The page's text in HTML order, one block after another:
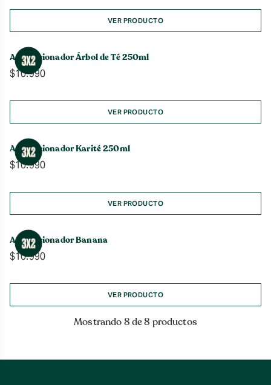
precios:
desde
$10.990
$16.990
VER PRODUCTO
Acondicionador Árbol de Té 250ml
$10.990
VER PRODUCTO
Acondicionador Karité 250ml
$10.990
VER PRODUCTO
Acondicionador Banana
$10.990
VER PRODUCTO
Mostrando 8 de 8 productos